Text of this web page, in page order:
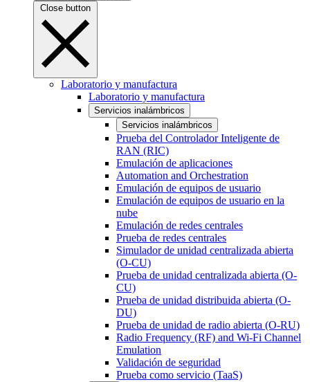
Close button
Laboratorio y manufactura
Laboratorio y manufactura
Servicios inalámbricos
Servicios inalámbricos
Prueba del Controlador Inteligente de
RAN (RIC)
Emulación de aplicaciones
Automation and Orchestration
Emulación de equipos de usuario
Emulación de equipos de usuario en la
nube
Emulación de redes centrales
Prueba de redes centrales
Simulador de unidad centralizada abierta
(O-CU)
Prueba de unidad centralizada abierta (O-
CU)
Prueba de unidad distribuida abierta (O-
DU)
Prueba de unidad de radio abierta (O-RU)
Radio Frequency (RF) and Wi-Fi Channel
Emulation
Validación de seguridad
Prueba como servicio (TaaS)